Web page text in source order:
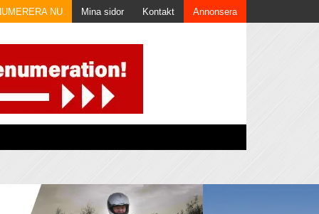
NU Mina sidor Kontakt Annonsera